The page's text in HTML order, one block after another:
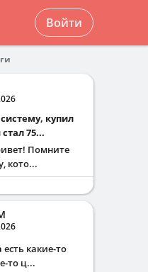
Войти
75...
Помните
кото...
какие-то
то ц...